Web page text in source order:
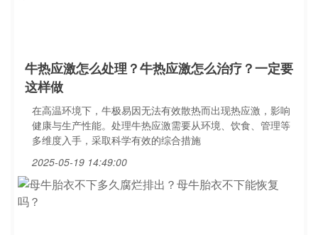
牛热应激怎么处理？牛热应激怎么治疗？一定要
这样做
在高温环境下，牛极易因无法有效散热而出现热应激，影响
健康与生产性能。处理牛热应激需要从环境、饮食、管理等
多维度入手，采取科学有效的综合措施
2025-05-19 14:49:00